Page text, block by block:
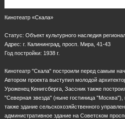
Кинотеатр «Скала»
Cтатус: Объект культурного наследия
Адрес: г. Калининград, просп. Мира, 41-43
Год постройки: 1938 г.
Кинотеатр "Скала" построили перед самым
Автором проекта выступил молодой
Уроженец Кенигсберга, Зассник также
"Северная звезда" (ныне гостиница "Москва"),
также здание сельскохозяйственного
административное здание на Советском